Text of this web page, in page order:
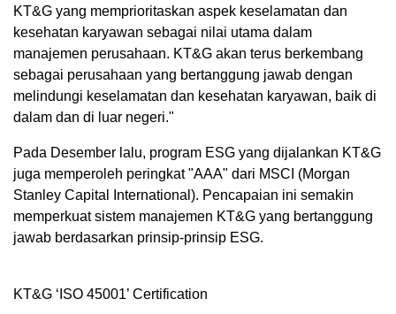
KT&G yang memprioritaskan aspek keselamatan dan
kesehatan karyawan sebagai nilai utama dalam
manajemen perusahaan. KT&G akan terus berkembang
sebagai perusahaan yang bertanggung jawab dengan
melindungi keselamatan dan kesehatan karyawan, baik di
dalam dan di luar negeri."
Pada Desember lalu, program ESG yang dijalankan KT&G
juga memperoleh peringkat "AAA" dari MSCI (Morgan
Stanley Capital International). Pencapaian ini semakin
memperkuat sistem manajemen KT&G yang bertanggung
jawab berdasarkan prinsip-prinsip ESG.
KT&G ‘ISO 45001’ Certification